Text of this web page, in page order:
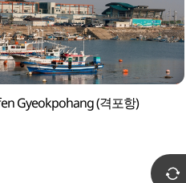
Gyeokpohang (격포항)